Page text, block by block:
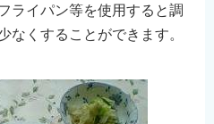
ライパン等を使用すると調
なくすることができます。